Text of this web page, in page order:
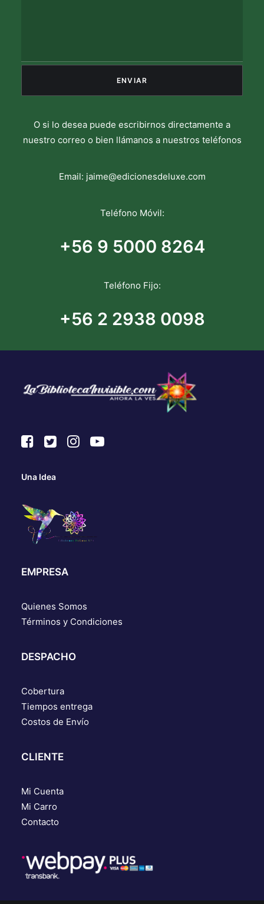
O si lo desea puede escribirnos directamente a
nuestro correo o bien llámanos a nuestros teléfonos
Email: jaime@edicionesdeluxe.com
Teléfono Móvil:
+56 9 5000 8264
Teléfono Fijo:
+56 2 2938 0098
Una Idea
EMPRESA
Quienes Somos
Términos y Condiciones
DESPACHO
Cobertura
Tiempos entrega
Costos de Envío
CLIENTE
Mi Cuenta
Mi Carro
Contacto